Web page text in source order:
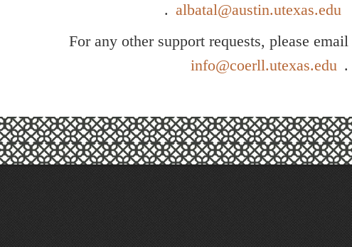
albatal@austin.utexas.edu
.
For any other support requests, please email
info@coerll.utexas.edu .